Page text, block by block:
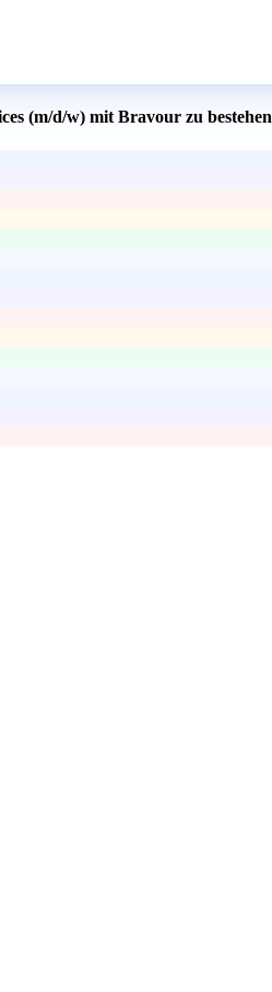
(m/d/w) mit Bravour zu bestehen